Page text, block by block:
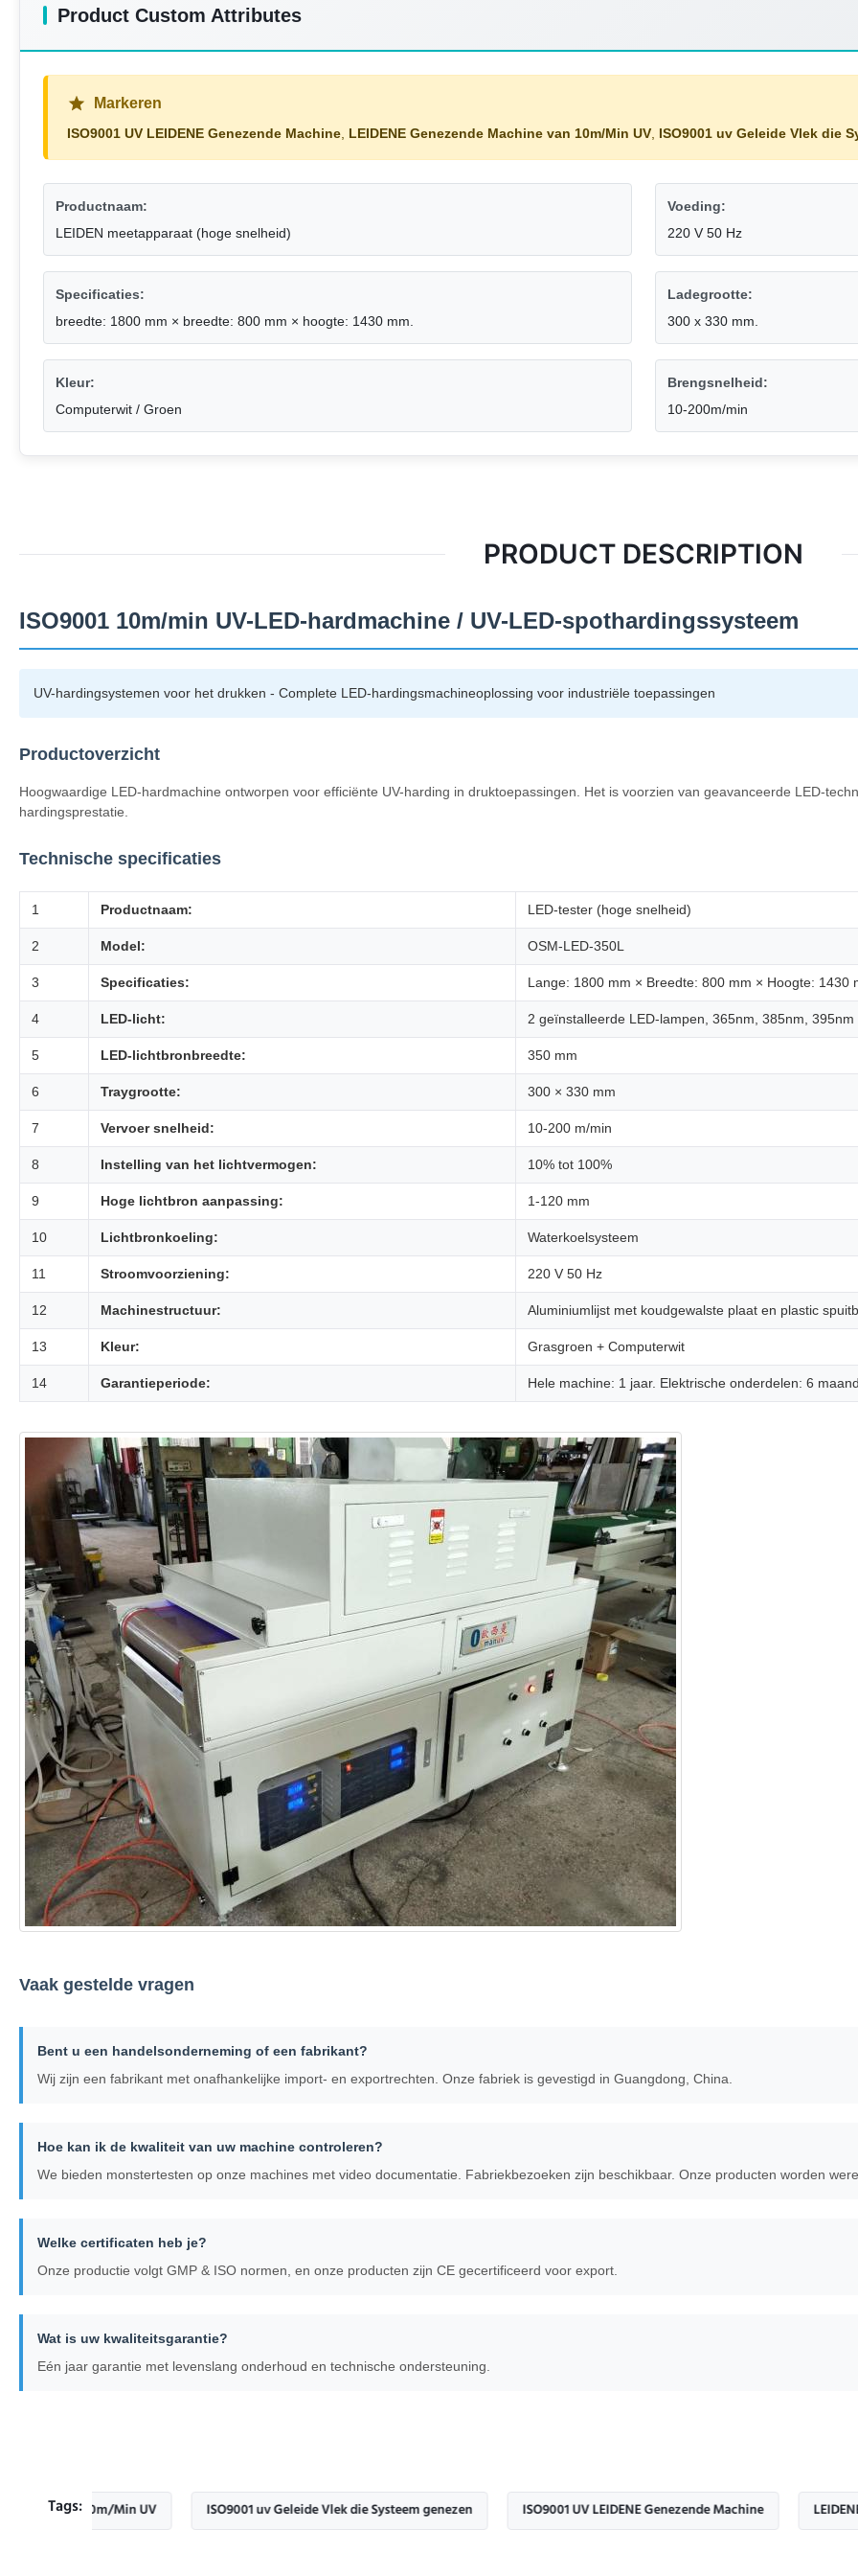
Product Custom Attributes
Markeren
ISO9001 UV LEIDENE Genezende Machine LEIDENE Genezende Machine van 10m/Min UV ISO9001 uv Geleide Vlek die
Productnaam:
LEIDEN meetapparaat (hoge snelheid)
Voeding:
220 V 50 Hz
Specificaties:
breedte: 1800 mm × breedte: 800 mm × hoogte: 1430 mm.
Ladegrootte:
300 x 330 mm.
Kleur:
Computerwit / Groen
Brengsnelheid:
10-200m/min
PRODUCT DESCRIPTION
ISO9001 10m/min UV-LED-hardmachine / UV-LED-spothardingssysteem
UV-hardingsystemen voor het drukken - Complete LED-hardingsmachineoplossing voor industriële toepassingen
Productoverzicht
Hoogwaardige LED-hardmachine ontworpen voor efficiënte UV-harding in druktoepassingen. Het is voorzien van geavanceerde LED-
hardingsprestatie.
Technische specificaties
1 Productnaam: LED-tester (hoge snelheid)
2 Model: OSM-LED-350L
3 Specificaties: Lange: 1800 mm × Breedte: 800 mm × Hoogte: 1430
4 LED-licht: 2 geïnstalleerde LED-lampen, 365nm, 385nm, 395nm
5 LED-lichtbronbreedte: 350 mm
6 Traygrootte: 300 × 330 mm
7 Vervoer snelheid: 10-200 m/min
8 Instelling van het lichtvermogen: 10% tot 100%
9 Hoge lichtbron aanpassing: 1-120 mm
10 Lichtbronkoeling: Waterkoelsysteem
11 Stroomvoorziening: 220 V 50 Hz
12 Machinestructuur: Aluminiumlijst met koudgewalste plaat en plastic
13 Kleur: Grasgroen + Computerwit
14 Garantieperiode: Hele machine: 1 jaar. Elektrische onderdelen: 6
Vaak gestelde vragen
Bent u een handelsonderneming of een fabrikant?
Wij zijn een fabrikant met onafhankelijke import- en exportrechten. Onze fabriek is gevestigd in Guangdong, China.
Hoe kan ik de kwaliteit van uw machine controleren?
We bieden monstertesten op onze machines met video documentatie. Fabriekbezoeken zijn beschikbaar. Onze producten worden
Welke certificaten heb je?
Onze productie volgt GMP & ISO normen, en onze producten zijn CE gecertificeerd voor export.
Wat is uw kwaliteitsgarantie?
Eén jaar garantie met levenslang onderhoud en technische ondersteuning.
Tags:
van 10m/Min UV ISO9001 uv Geleide Vlek die Systeem genezen ISO9001 UV LEIDENE Genezende Machine LEIDENE